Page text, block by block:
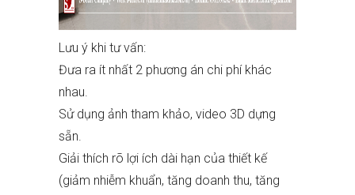
Lưu ý khi tư vấn:
Đưa ra ít nhất 2 phương án chi phí khác
nhau.
Sử dụng ảnh tham khảo, video 3D dựng
sẵn.
Giải thích rõ lợi ích dài hạn của thiết kế
(giảm nhiễm khuẩn, tăng doanh thu, tăng